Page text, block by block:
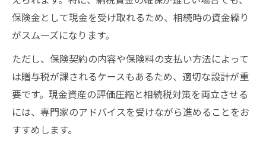
保険金として現金を受け取れるため、相続時の資金繰り
がスムーズになります。
ただし、保険契約の内容や保険料の支払い方法によって
は贈与税が課されるケースもあるため、適切な設計が重
要です。現金資産の評価圧縮と相続税対策を両立させる
には、専門家のアドバイスを受けながら進めることをお
すすめします。